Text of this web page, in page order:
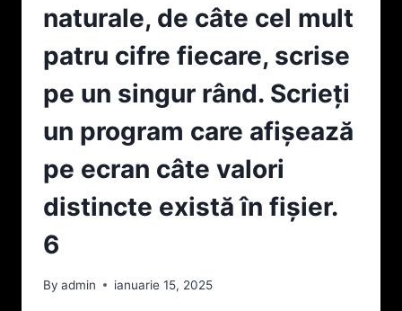
N
(0<=N<=15)
ŞI
O
LITERĂ
C
CREEAZĂ
FIŞIER
TEXT
CU
CONȚINE
naturale, de câte cel mult
patru cifre fiecare, scrise
pe un singur rând. Scrieți
un program care afişează
pe ecran câte valori
distincte există în fişier.
6
By admin ianuarie 15, 2025